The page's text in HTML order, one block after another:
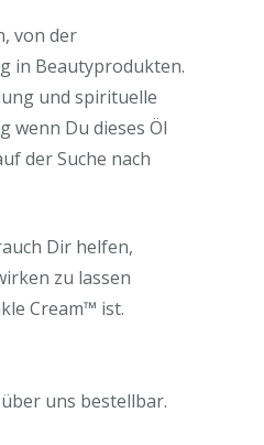
von der
in Beautyprodukten.
und spirituelle
wenn Du dieses Öl
der Suche nach
Dir helfen,
zu lassen
Cream™ ist.
uns bestellbar.